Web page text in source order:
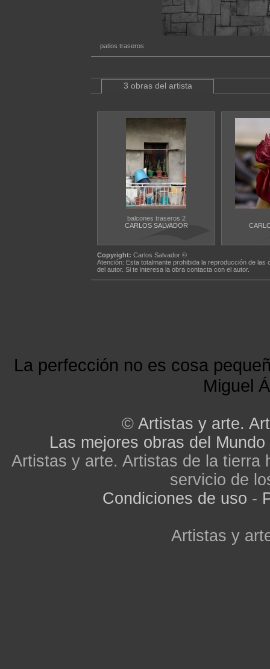
patios traseros
3 obras del artista
balcones traseros 2
CARLOS SALVADOR
Copyright: Carlos Salvador ©
Atención: Esta totalmante prohibida la reproducción de
del autor. Si te interesa la obra contacta con el autor.
La perfección no es cosa
Miguel
© Artistas y arte.
Las mejores obras del Mundo
Artistas y arte. Artistas de la tierra
servicio de
Condiciones de uso -
Artistas y